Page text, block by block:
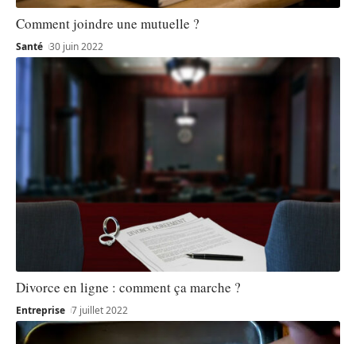
Comment joindre une mutuelle ?
Santé 30 juin 2022
Divorce en ligne : comment ça marche ?
Entreprise 7 juillet 2022